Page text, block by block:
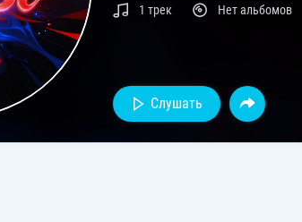
1 трек Нет альбомов
Слушать